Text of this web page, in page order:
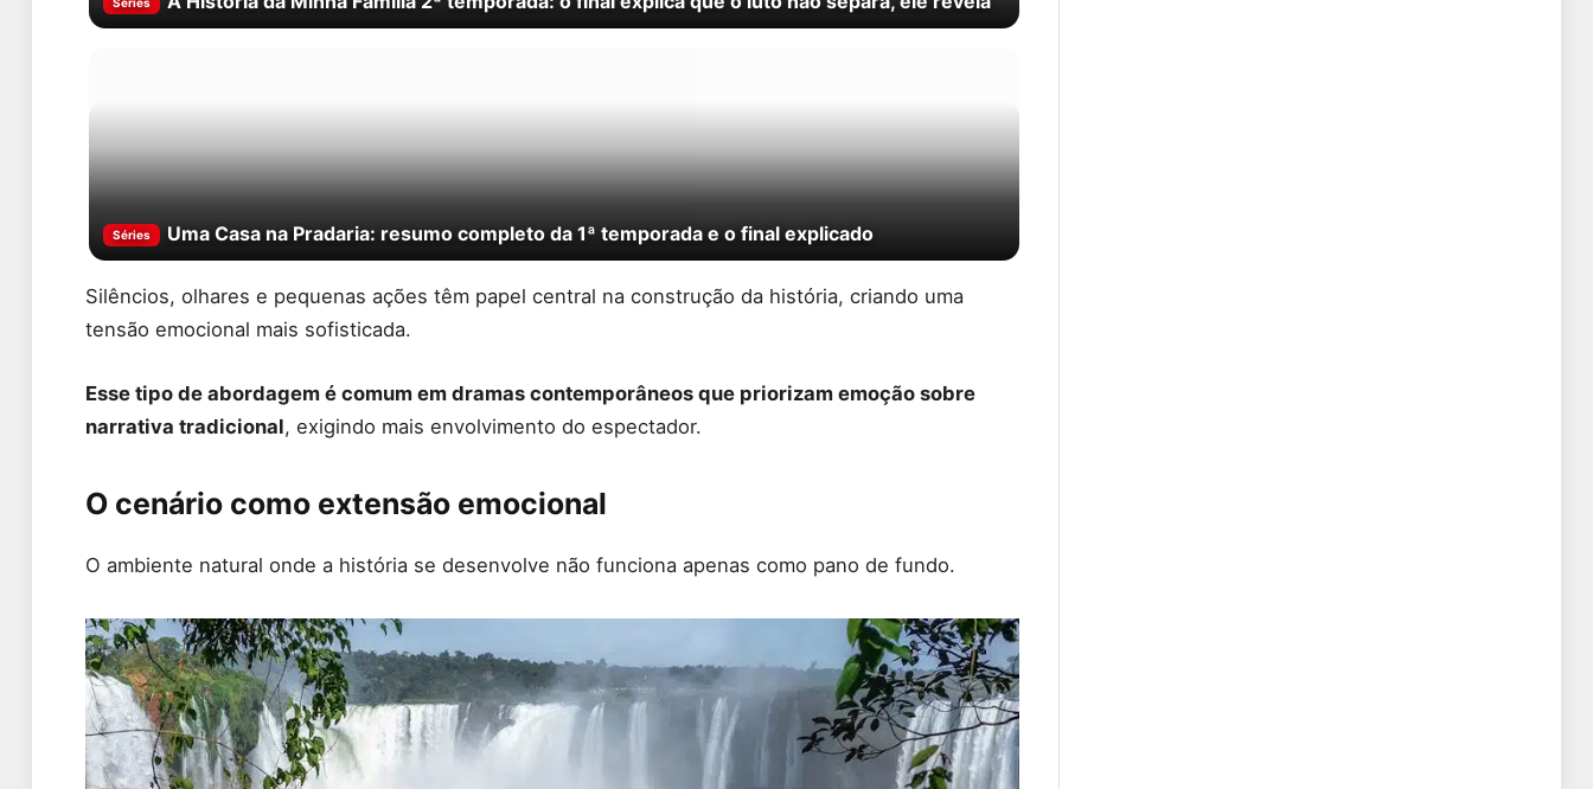
Séries Uma Casa na Pradaria: resumo completo da 1ª temporada e o final explicado
Silêncios, olhares e pequenas ações têm papel central na construção da história, criando uma
tensão emocional mais sofisticada.
Esse tipo de abordagem é comum em dramas contemporâneos que priorizam emoção sobre
narrativa tradicional, exigindo mais envolvimento do espectador.
O cenário como extensão emocional
O ambiente natural onde a história se desenvolve não funciona apenas como pano de fundo.